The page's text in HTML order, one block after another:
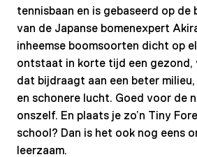
tennisbaan en is gebaseerd op de
van de Japanse bomenexpert
inheemse boomsoorten dicht op
ontstaat in korte tijd een gezond,
dat bijdraagt aan een beter
en schonere lucht. Goed voor de
onszelf. En plaats je zo’n Tiny
school? Dan is het ook nog eens
leerzaam.